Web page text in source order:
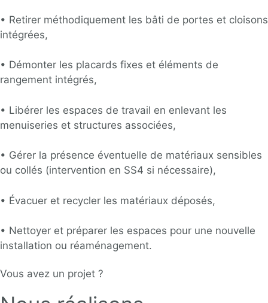
• Retirer méthodiquement les bâti de portes et cloisons
intégrées,
• Démonter les placards fixes et éléments de
rangement intégrés,
• Libérer les espaces de travail en enlevant les
menuiseries et structures associées,
• Gérer la présence éventuelle de matériaux sensibles
ou collés (intervention en SS4 si nécessaire),
• Évacuer et recycler les matériaux déposés,
• Nettoyer et préparer les espaces pour une nouvelle
installation ou réaménagement.
Vous avez un projet ?